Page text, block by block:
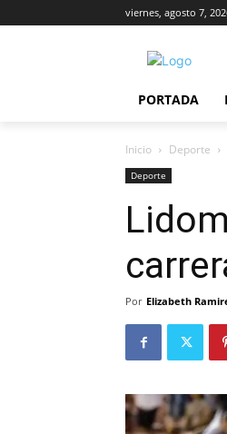
viernes, agosto 7,
PORTADA
Inicio Deporte
Deporte
Por Elizabeth